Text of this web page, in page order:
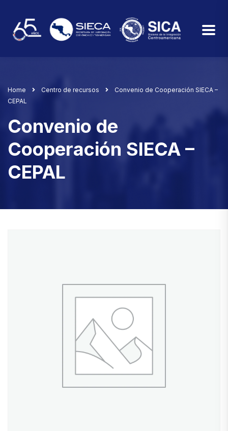
Home Centro de recursos
Convenio de Cooperación SIECA –
CEPAL
Convenio de
Cooperación SIECA –
CEPAL